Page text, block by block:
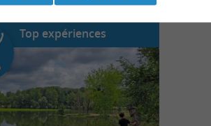
Top expériences